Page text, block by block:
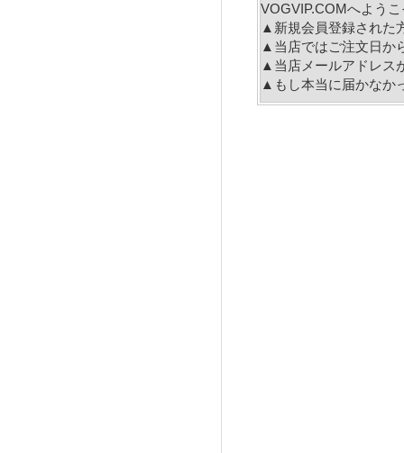
VOGVIP.COMへよう
▲新規会員登録された
▲当店ではご注文日か
▲当店メールアドレス
▲もし本当に届かなか